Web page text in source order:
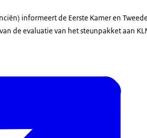
informeert de Eerste Kamer en Tweede
de evaluatie van het steunpakket aan